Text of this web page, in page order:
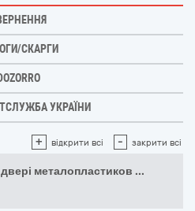
СКАРГИ
УКРАЇНИ
+ відкрити всі - закрити всі
двері металопластиков ...